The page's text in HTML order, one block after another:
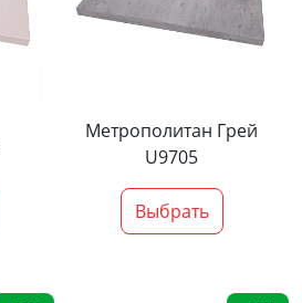
Метрополитан Грей
U9705
Выбрать